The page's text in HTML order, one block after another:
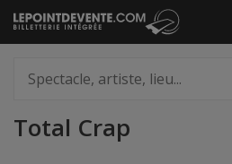
Passer
au
artiste,
lieu...
Total Crap